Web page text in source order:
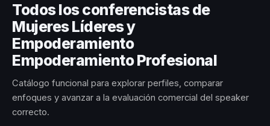
Todos los conferencistas de
Mujeres Líderes y
Empoderamiento
Empoderamiento Profesional
Catálogo funcional para explorar perfiles, comparar
enfoques y avanzar a la evaluación comercial del speaker
correcto.